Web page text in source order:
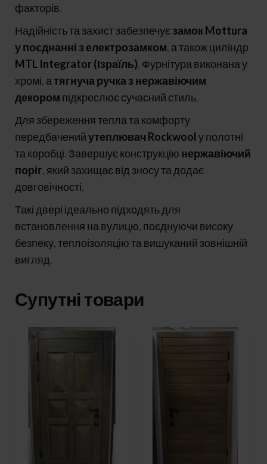
факторів.
Надійність та захист забезпечуєзамок Mottura
у поєднанні з електрозамком, а також циліндр
MTL Integrator (Ізраїль). Фурнітура виконана у
хромі, атягнуча ручка з нержавіючим
декором підкреслює сучасний стиль.
Для збереження тепла та комфорту
передбаченийутеплювач Rockwool у полотні
та коробці. Завершує конструкцію нержавіючий
поріг, який захищає від зносу та додає
довговічності.
Такі двері ідеально підходять для
встановлення на вулицю, поєднуючи високу
безпеку, теплоізоляцію та вишуканий зовнішній
вигляд.
Супутні товари